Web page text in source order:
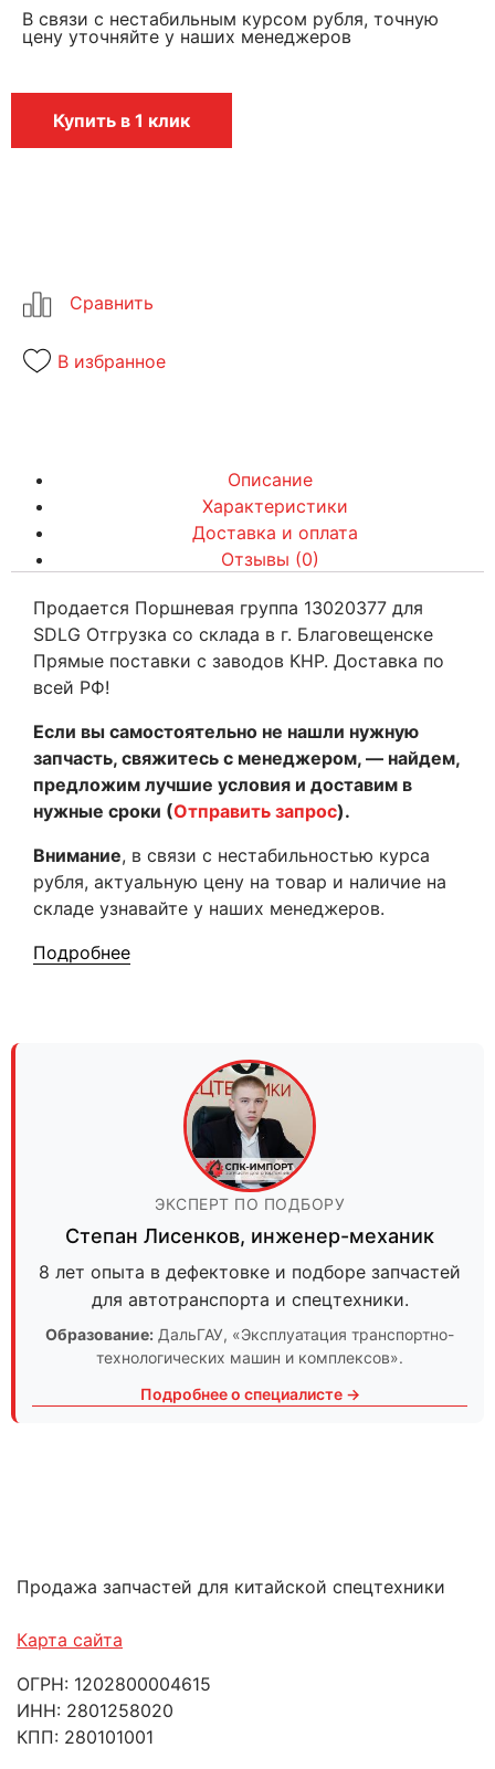
В связи с нестабильным курсом рубля, точную
цену уточняйте у наших менеджеров
Купить в 1 клик
В избранное
Описание
Характеристики
Доставка и оплата
Отзывы (0)
Продается Поршневая группа 13020377 для
SDLG Отгрузка со склада в г. Благовещенске
Прямые поставки с заводов КНР. Доставка по
всей РФ!
Если вы самостоятельно не нашли нужную
запчасть, свяжитесь с менеджером, — найдем,
предложим лучшие условия и доставим в
нужные сроки (Отправить запрос).
Внимание, в связи с нестабильностью курса
рубля, актуальную цену на товар и наличие на
складе узнавайте у наших менеджеров.
Подробнее
ЭКСПЕРТ ПО ПОДБОРУ
Степан Лисенков, инженер-механик
8 лет опыта в дефектовке и подборе запчастей
для автотранспорта и спецтехники.
Образование: ДальГАУ, «Эксплуатация транспортно-
технологических машин и комплексов».
Подробнее о специалисте →
Продажа запчастей для китайской спецтехники
Карта сайта
ОГРН: 1202800004615
ИНН: 2801258020
КПП: 280101001